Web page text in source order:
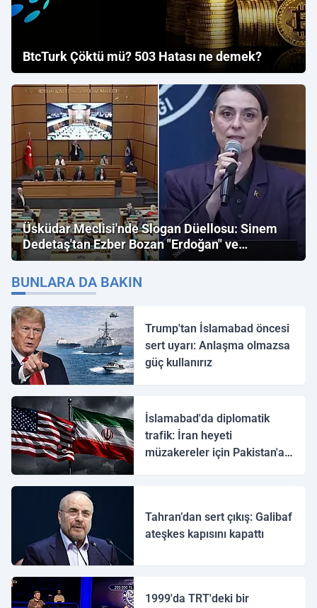
BtcTurk Çöktü mü? 503 Hatası ne demek?
Üsküdar Meclisi'nde Slogan Düellosu: Sinem
Dedetaş'tan Ezber Bozan "Erdoğan" ve
"İmamoğlu" Çıkışı!
BUNLARA DA BAKIN
Trump'tan İslamabad öncesi
sert uyarı: Anlaşma olmazsa
güç kullanırız
İslamabad'da diplomatik
trafik: İran heyeti
müzakereler için Pakistan'a
Tahran’dan sert çıkış: Galibaf
ateşkes kapısını kapattı
1999'da TRT'deki bir